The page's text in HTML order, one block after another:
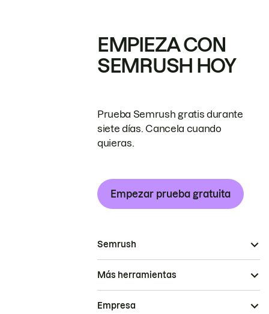
EMPIEZA CON
SEMRUSH HOY
Prueba Semrush gratis durante
siete días. Cancela cuando
quieras.
Empezar prueba gratuita
Semrush
Más herramientas
Empresa